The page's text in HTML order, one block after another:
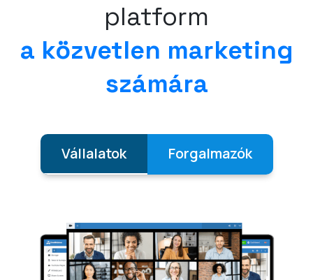
platform
a közvetlen marketing
számára
Vállalatok Forgalmazók